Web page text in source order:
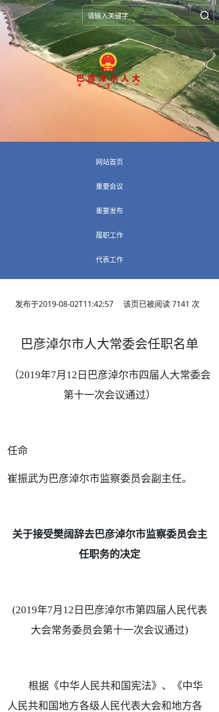
网站首页
重要会议
重要发布
履职工作
代表工作
发布于2019-08-02T11:42:57 该页已被阅读7141 次
巴彦淖尔市人大常委会任职名单
（2019年7月12日巴彦淖尔市四届人大常委会
第十一次会议通过）
任命
崔振武为巴彦淖尔市监察委员会副主任。
关于接受樊阔辞去巴彦淖尔市监察委员会主
任职务的决定
(2019年7月12日巴彦淖尔市第四届人民代表
大会常务委员会第十一次会议通过)
根据《中华人民共和国宪法》、《中华
人民共和国地方各级人民代表大会和地方各